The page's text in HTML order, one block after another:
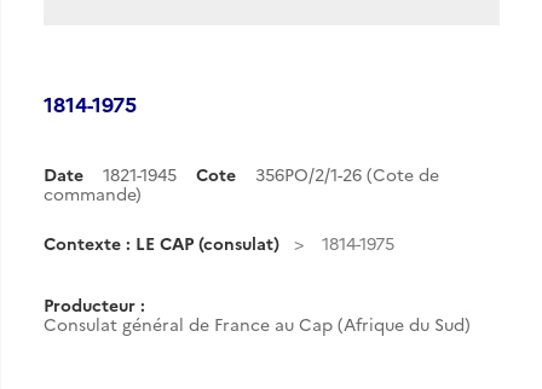
1814-1975
Date 1821-1945 Cote
356PO/2/1-26 (Cote de
commande)
Contexte : LE CAP (consulat) 1814-1975
Producteur :
Consulat général de France au Cap (Afrique du Sud)